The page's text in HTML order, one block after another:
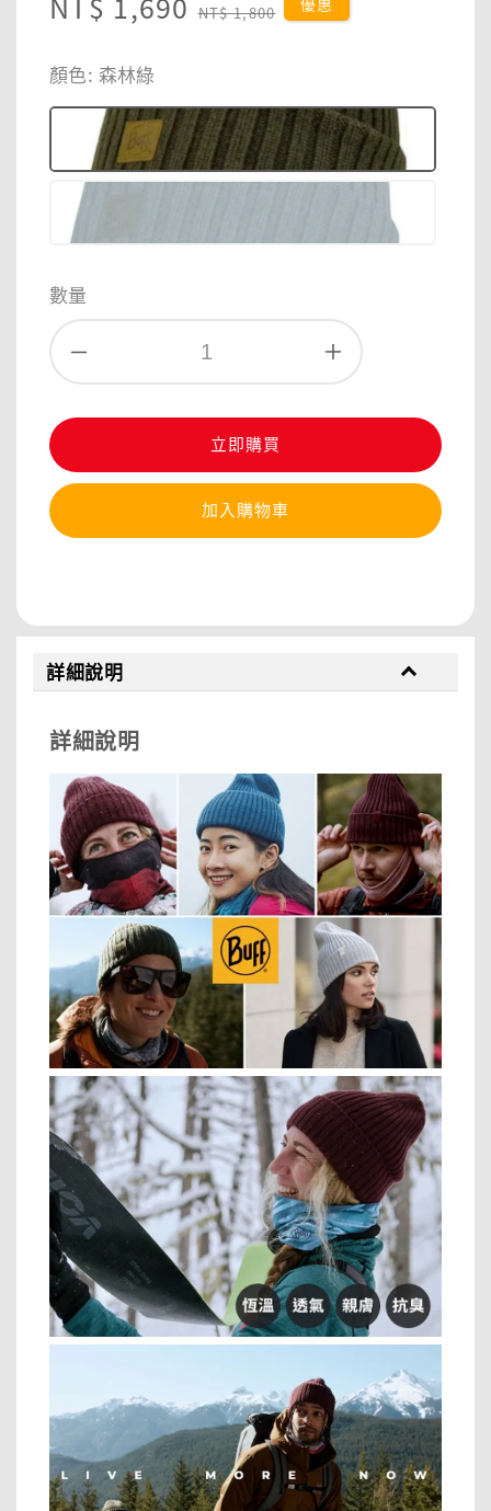
NT$ 1,800
顏色: 森林綠
數量
立即購買
加入購物車
詳細說明
詳細說明